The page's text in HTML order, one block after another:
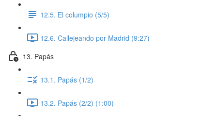
12.5. El columpio (5/5)
12.6. Callejeando por Madrid (9:27)
13. Papás
13.1. Papás (1/2)
13.2. Papás (2/2) (1:00)